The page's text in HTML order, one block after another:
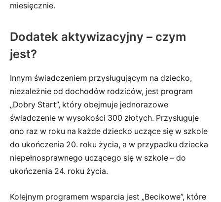
miesięcznie.
Dodatek aktywizacyjny – czym
jest?
Innym świadczeniem przysługującym na dziecko,
niezależnie od dochodów rodziców, jest program
„Dobry Start”, który obejmuje jednorazowe
świadczenie w wysokości 300 złotych. Przysługuje
ono raz w roku na każde dziecko uczące się w szkole
do ukończenia 20. roku życia, a w przypadku dziecka
niepełnosprawnego uczącego się w szkole – do
ukończenia 24. roku życia.
Kolejnym programem wsparcia jest „Becikowe”, które